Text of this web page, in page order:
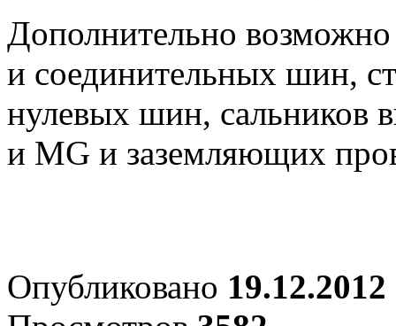
Дополнительно
и соединительных шин,
нулевых шин, сальников
и МG и заземляющих
Опубликовано 19.12.2012